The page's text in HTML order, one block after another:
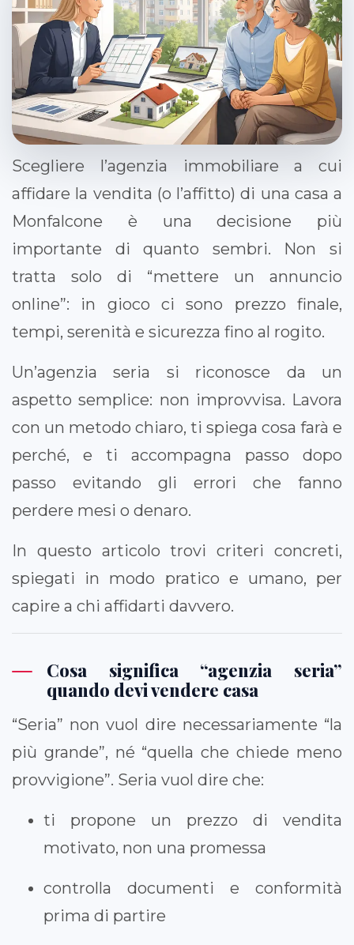
Scegliere l’agenzia immobiliare a cui
affidare la vendita (o l’affitto) di una casa a
Monfalcone è una decisione più
importante di quanto sembri. Non si
tratta solo di “mettere un annuncio
online”: in gioco ci sono prezzo finale,
tempi, serenità e sicurezza fino al rogito.
Un’agenzia seria si riconosce da un
aspetto semplice: non improvvisa. Lavora
con un metodo chiaro, ti spiega cosa farà e
perché, e ti accompagna passo dopo
passo evitando gli errori che fanno
perdere mesi o denaro.
In questo articolo trovi criteri concreti,
spiegati in modo pratico e umano, per
capire a chi affidarti davvero.
Cosa significa “agenzia seria”
quando devi vendere casa
“Seria” non vuol dire necessariamente “la
più grande”, né “quella che chiede meno
provvigione”. Seria vuol dire che:
ti propone un prezzo di vendita
motivato, non una promessa
controlla documenti e conformità
prima di partire